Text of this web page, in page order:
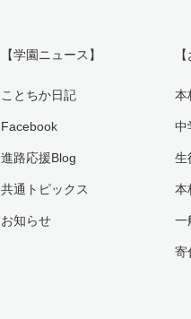
【学園ニュース】
ことちか日記
Facebook
進路応援Blog
共通トピックス
お知らせ
本
中
生
本
一
寄